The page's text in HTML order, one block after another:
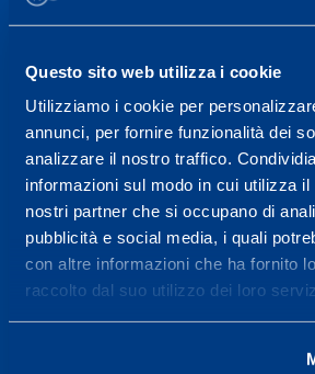
Questo sito web utilizza i cookie
Utilizziamo i cookie per
annunci, per fornire funzionalità dei
analizzare il nostro traffico.
informazioni sul modo in cui utilizza
nostri partner che si occupano di
pubblicità e social media, i quali
con altre informazioni che ha fornito
raccolto dal suo utilizzo dei loro
Centro servizi per
prestazione ed il
wellness.
Maggiori
Servizi
Servizi Medici
Test di valutazione